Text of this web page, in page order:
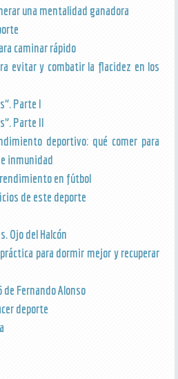
una mentalidad ganadora
caminar rápido
evitar y combatir la flacidez en los
Parte I
Parte II
deportivo: qué comer para
inmunidad
en fútbol
de este deporte
Ojo del Halcón
para dormir mejor y recuperar
de Fernando Alonso
deporte